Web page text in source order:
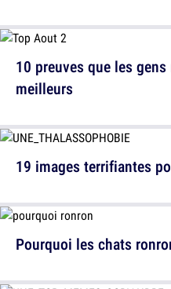
10 preuves que les
meilleurs
Pourquoi les chats
19 images terrifiantes